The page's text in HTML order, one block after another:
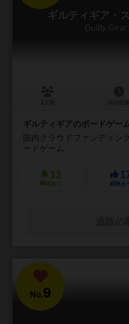
ギルティギア・
Guilty
ギルティギアのボードゲーム
国内クラウドファンディン
ードゲーム
13
興味あり 経験あり
No.9